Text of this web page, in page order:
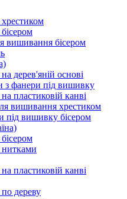
вишивання бісером
дерев'яній основі
з фанери під вишивку
пластиковій канві
вишивання хрестиком
під вишивку бісером
пластиковій канві
дереву